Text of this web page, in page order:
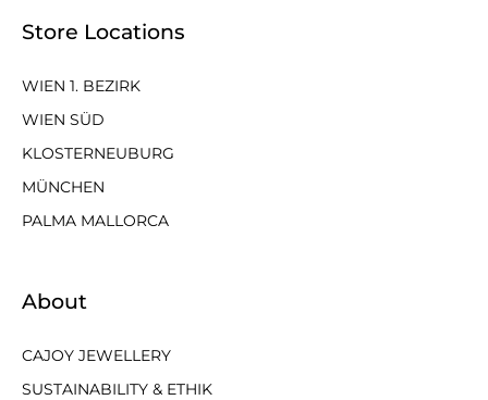
Store Locations
WIEN 1. BEZIRK
WIEN SÜD
KLOSTERNEUBURG
MÜNCHEN
PALMA MALLORCA
About
CAJOY JEWELLERY
SUSTAINABILITY & ETHIK